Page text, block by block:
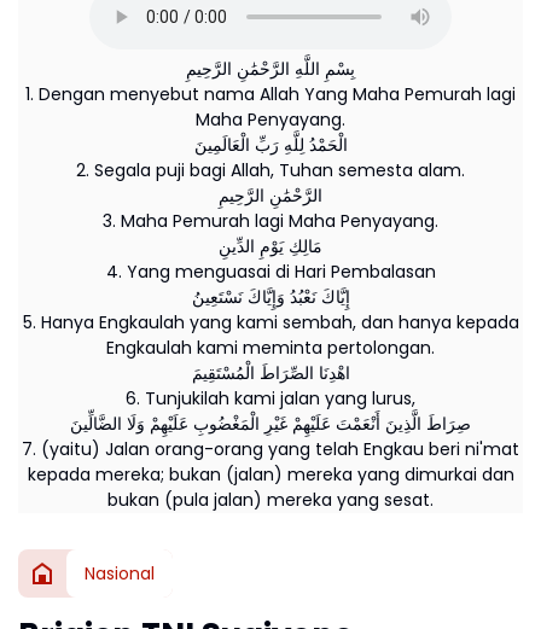
بِسْمِ اللَّهِ الرَّحْمَٰنِ الرَّحِيمِ
1. Dengan menyebut nama Allah Yang Maha Pemurah lagi
Maha Penyayang.
الْحَمْدُ لِلَّهِ رَبِّ الْعَالَمِينَ
2. Segala puji bagi Allah, Tuhan semesta alam.
الرَّحْمَٰنِ الرَّحِيمِ
3. Maha Pemurah lagi Maha Penyayang.
مَالِكِ يَوْمِ الدِّينِ
4. Yang menguasai di Hari Pembalasan
إِيَّاكَ نَعْبُدُ وَإِيَّاكَ نَسْتَعِينُ
5. Hanya Engkaulah yang kami sembah, dan hanya kepada
Engkaulah kami meminta pertolongan.
اهْدِنَا الصِّرَاطَ الْمُسْتَقِيمَ
6. Tunjukilah kami jalan yang lurus,
صِرَاطَ الَّذِينَ أَنْعَمْتَ عَلَيْهِمْ غَيْرِ الْمَغْضُوبِ عَلَيْهِمْ وَلَا الضَّالِّينَ
7. (yaitu) Jalan orang-orang yang telah Engkau beri ni'mat
kepada mereka; bukan (jalan) mereka yang dimurkai dan
bukan (pula jalan) mereka yang sesat.
Nasional